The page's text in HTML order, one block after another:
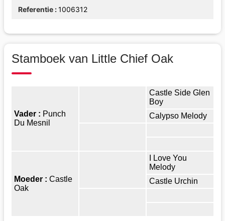
Referentie 1006312
Stamboek van Little Chief Oak
Vader : Punch
Du Mesnil
Castle Side Glen
Boy
Calypso Melody
Moeder : Castle
Oak
I Love You
Melody
Castle Urchin